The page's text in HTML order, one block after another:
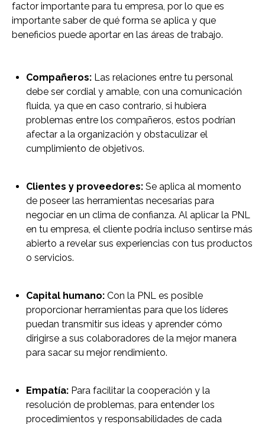
factor importante para tu empresa, por lo que es
importante saber de qué forma se aplica y que
beneficios puede aportar en las áreas de trabajo.
Compañeros: Las relaciones entre tu personal
debe ser cordial y amable, con una comunicación
fluida, ya que en caso contrario, si hubiera
problemas entre los compañeros, estos podrían
afectar a la organización y obstaculizar el
cumplimiento de objetivos.
Clientes y proveedores: Se aplica al momento
de poseer las herramientas necesarias para
negociar en un clima de confianza. Al aplicar la PNL
en tu empresa, el cliente podría incluso sentirse más
abierto a revelar sus experiencias con tus productos
o servicios.
Capital humano: Con la PNL es posible
proporcionar herramientas para que los líderes
puedan transmitir sus ideas y aprender cómo
dirigirse a sus colaboradores de la mejor manera
para sacar su mejor rendimiento.
Empatía: Para facilitar la cooperación y la
resolución de problemas, para entender los
procedimientos y responsabilidades de cada